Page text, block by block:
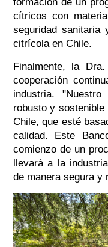
formación de un
cítricos con
seguridad
citrícola en Chile.
Finalmente, la
cooperación
industria.
robusto y
Chile, que esté
calidad. Este
comienzo de un
llevará a la
de manera segura y